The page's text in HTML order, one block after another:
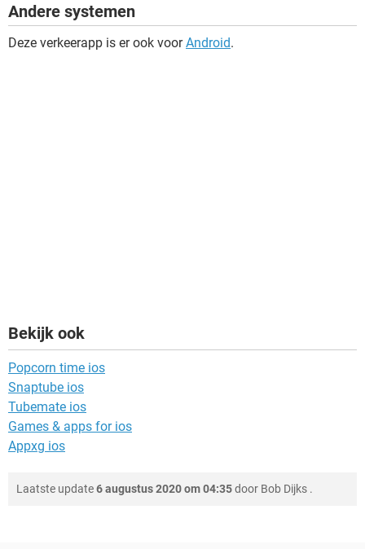
Andere systemen
Deze verkeerapp is er ook voorAndroid.
Bekijk ook
Popcorn time ios
Snaptube ios
Tubemate ios
Games & apps for ios
Appxg ios
Laatste update6 augustus 2020 om 04:35door Bob Dijks .